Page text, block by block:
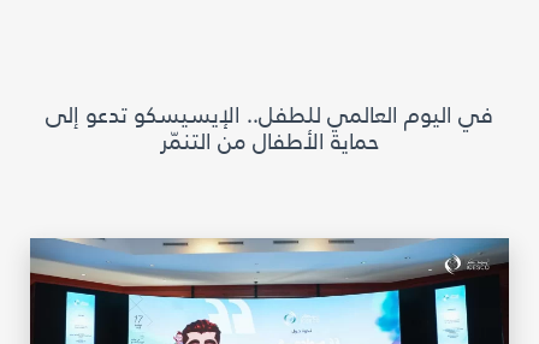
متاحف ومعارض
آخر الأخبار
الأحداث
وسائل التواصل الاجتماعي للإيسيسكو
في اليوم العالمي للطفل.. الإيسيسكو تدعو إلى
حماية الأطفال من التنمّر